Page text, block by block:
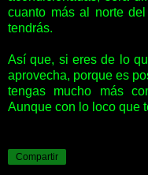
cuanto más al norte
tendrás.
Así que, si eres de lo
aprovecha, porque es
tengas mucho más
Aunque con lo loco que
Compartir